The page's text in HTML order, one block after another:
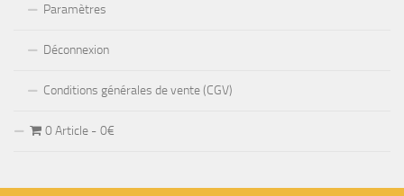
Paramètres
Déconnexion
Conditions générales de vente (CGV)
0 Article 0€